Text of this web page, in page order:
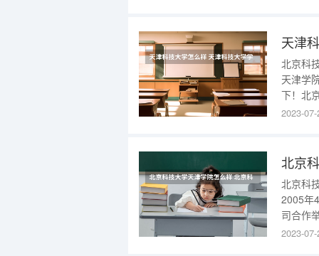
泰达校
天津
北京科
天津学
下！北
很好。
特别厉
2023-
北京科
2005年
司合作
工作验
2023-